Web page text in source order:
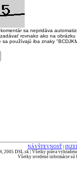
sa nepridáva
rovnako ako na
sa používajú iba znaky
NÁVŠTEVNOSŤ
2005 DSL.sk | Všetky práva
Všetky uvedené informácie sú